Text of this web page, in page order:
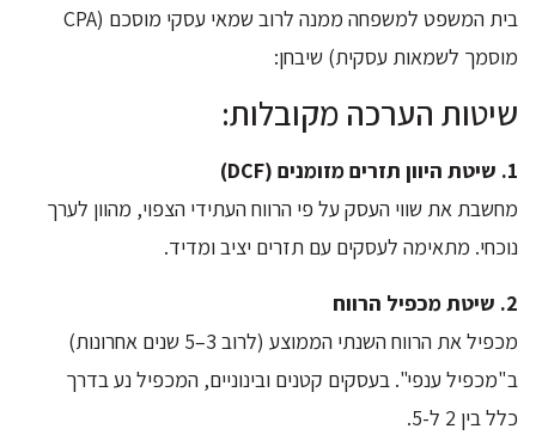
בית המשפט למשפחה ממנה לרוב שמאי עסקי מוסכם (CPA
מוסמך לשמאות עסקית) שיבחן:
שיטות הערכה מקובלות:
1. שיטת היוון תזרים מזומנים (DCF)
מחשבת את שווי העסק על פי הרווח העתידי הצפוי, מהוון לערך
נוכחי. מתאימה לעסקים עם תזרים יציב ומדיד.
2. שיטת מכפיל הרווח
מכפיל את הרווח השנתי הממוצע (לרוב 3–5 שנים אחרונות)
ב"מכפיל ענפי". בעסקים קטנים ובינוניים, המכפיל נע בדרך
כלל בין 2 ל-5.